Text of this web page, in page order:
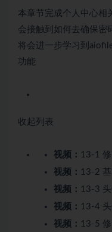
本章节完成个人中心相
会接触到如何去确保密
将会进一步学习到
功能
收起列表
视频： 13-1
视频： 13-2
视频： 13-3
视频： 13-4
视频： 13-5